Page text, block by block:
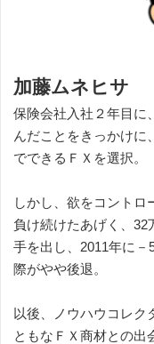
加藤ムネヒサ
保険会社入社２年目に
んだことをきっかけに
でできるＦＸを選択。
しかし、欲をコント
負け続けたあげく、32
手を出し、2011年に－
際がやや後退。
以後、ノウハウコレク
ともなＦＸ商材との出